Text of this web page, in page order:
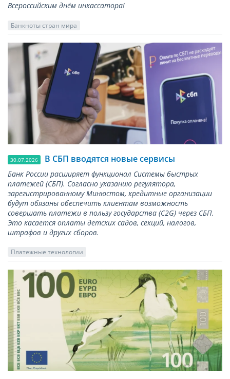
Всероссийским днём инкассатора!
Банкноты стран мира
30.07.2026 В СБП вводятся новые сервисы
Банк России расширяет функционал Системы быстрых
платежей (СБП). Согласно указанию регулятора,
зарегистрированному Минюстом, кредитные организации
будут обязаны обеспечить клиентам возможность
совершать платежи в пользу государства (С2G) через СБП.
Это касается оплаты детских садов, секций, налогов,
штрафов и других сборов.
Платежные технологии